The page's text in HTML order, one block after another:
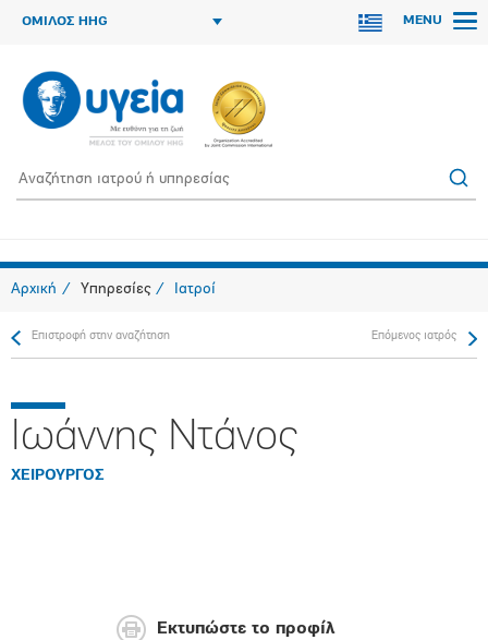
ΟΜΙΛΟΣ HHG MENU
Αρχική Υπηρεσίες Ιατροί
Επιστροφή στην αναζήτηση Επόμενος ιατρός
Ιωάννης Ντάνος
ΧΕΙΡΟΥΡΓΟΣ
Εκτυπώστε το προφίλ